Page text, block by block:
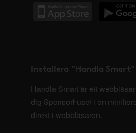
Installera "Handla Smart"
Handla Smart är ett
dig Sponsorhuset i en
direkt i webbläsaren.